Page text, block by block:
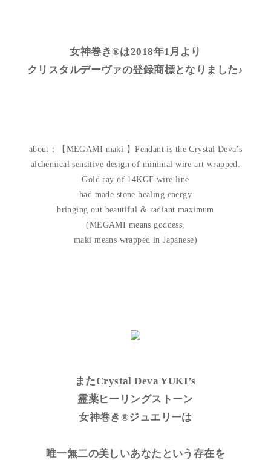
女神巻き®は2018年1月より
クリスタルデーヴァの登録商標となりました♪
about：【MEGAMI maki 】Pendant is the Crystal Deva’s
alchemical sensitive design of minimal wire art wrapped.
Gold ray of 14KGF wire line
had made stone healing energy
bringing out beautiful & radiant maximum
(MEGAMI means goddess,
maki means wrapped in Japanese)
またCrystal Deva YUKI’s
霊薬ヒーリングストーン
女神巻き®ジュエリーは
唯一無二の美しいあなたという存在を